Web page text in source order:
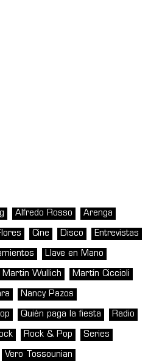
Alfredo Rosso Arenga
Cine Disco Entrevistas
Llave en Mano
Martin Wullich Martín Ciccioli
Nancy Pazos
Quién paga la fiesta Radio
Rock & Pop Series
Vero Tossounian